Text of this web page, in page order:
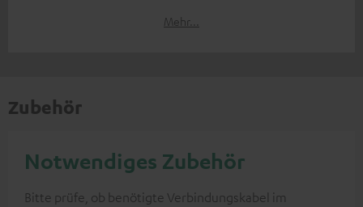
Mehr...
Zubehör
Notwendiges Zubehör
Bitte prüfe, ob benötigte Verbindungskabel im